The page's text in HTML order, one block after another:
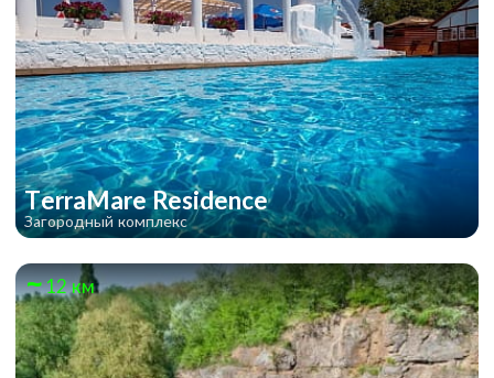
TerraMare Residence
Загородный комплекс
12 км